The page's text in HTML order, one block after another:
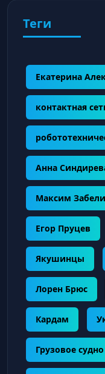
Теги
Екатерина
контактная
Анна
Максим
Егор Пруцев
Якушинцы
Лорен Брюс
Кардам
Грузовое судно